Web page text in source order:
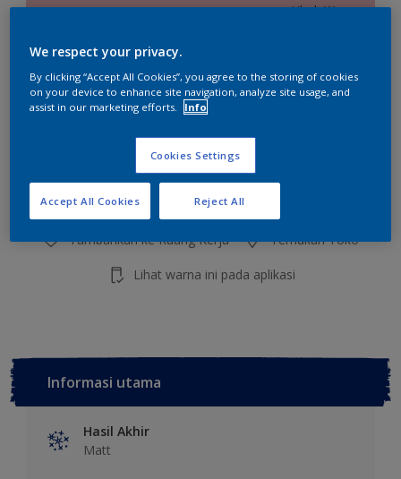
Ubah Warna
Ukuran
2.5 L 20 L
Kalkulator cat
Hitung
Tambahkan ke Ruang Kerja Temukan Toko
Lihat warna ini pada aplikasi
Informasi utama
Hasil Akhir
Matt
We respect your privacy.
By clicking “Accept All Cookies”, you agree to the storing of cookies
on your device to enhance site navigation, analyze site usage, and
assist in our marketing efforts.
Info
Cookies Settings
Reject All
Accept All Cookies